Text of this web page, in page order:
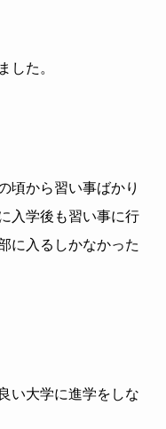
した。
頃から習い事ばかり
入学後も習い事に行
に入るしかなかった
い大学に進学をしな